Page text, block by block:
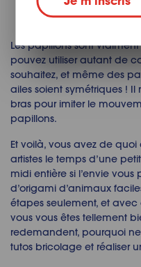
Les papillons sont
pouvez utiliser autant de
souhaitez, et même des
ailes soient symétriques ! Il
bras pour imiter le
papillons.
Et voilà, vous avez de
artistes le temps d’une
midi entière si l’envie
d’origami d’animaux
étapes seulement, et avec
vous vous êtes tellement
redemandent, pourquoi
tutos bricolage et réaliser